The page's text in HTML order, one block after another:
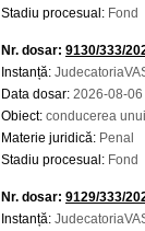
Stadiu procesual: Fond
Nr. dosar: 9130/333/
Instanță:
Data dosar: 2026-08-06
Obiect: conducerea
Materie juridică: Penal
Stadiu procesual: Fond
Nr. dosar: 9129/333/
Instanță: